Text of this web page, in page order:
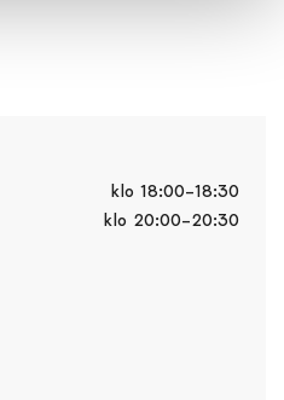
klo 18:00–18:30
klo 20:00–20:30